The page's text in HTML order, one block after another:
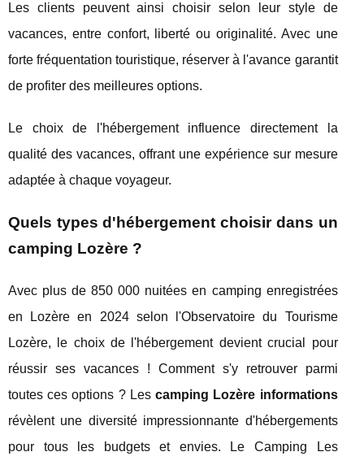
Les clients peuvent ainsi choisir selon leur style de
vacances, entre confort, liberté ou originalité. Avec une
forte fréquentation touristique, réserver à l'avance garantit
de profiter des meilleures options.
Le choix de l'hébergement influence directement la
qualité des vacances, offrant une expérience sur mesure
adaptée à chaque voyageur.
Quels types d'hébergement choisir dans un
camping Lozère ?
Avec plus de 850 000 nuitées en camping enregistrées
en Lozère en 2024 selon l'Observatoire du Tourisme
Lozère, le choix de l'hébergement devient crucial pour
réussir ses vacances ! Comment s'y retrouver parmi
toutes ces options ? Lescamping Lozère informations
révèlent une diversité impressionnante d'hébergements
pour tous les budgets et envies. Le Camping Les